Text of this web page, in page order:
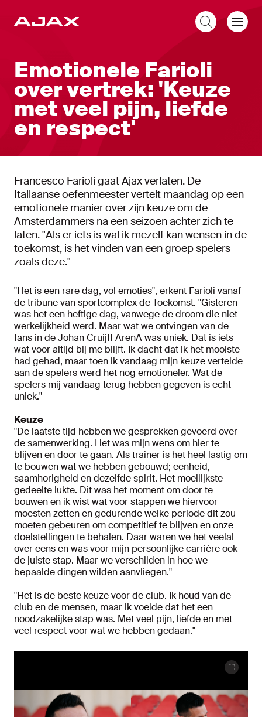
Emotionele Farioli
over vertrek: 'Keuze
met veel pijn, liefde
en respect'
Francesco Farioli gaat Ajax verlaten. De
Italiaanse oefenmeester vertelt maandag op een
emotionele manier over zijn keuze om de
Amsterdammers na een seizoen achter zich te
laten. "Als er iets is wal ik mezelf kan wensen in de
toekomst, is het vinden van een groep spelers
zoals deze."
"Het is een rare dag, vol emoties", erkent Farioli vanaf
de tribune van sportcomplex de Toekomst. "Gisteren
was het een heftige dag, vanwege de droom die niet
werkelijkheid werd. Maar wat we ontvingen van de
fans in de Johan Cruijff ArenA was uniek. Dat is iets
wat voor altijd bij me blijft. Ik dacht dat ik het mooiste
had gehad, maar toen ik vandaag mijn keuze vertelde
aan de spelers werd het nog emotioneler. Wat de
spelers mij vandaag terug hebben gegeven is echt
uniek."
Keuze
"De laatste tijd hebben we gesprekken gevoerd over
de samenwerking. Het was mijn wens om hier te
blijven en door te gaan. Als trainer is het heel lastig om
te bouwen wat we hebben gebouwd; eenheid,
saamhorigheid en dezelfde spirit. Het moeilijkste
gedeelte lukte. Dit was het moment om door te
bouwen en ik wist wat voor stappen we hiervoor
moesten zetten en gedurende welke periode dit zou
moeten gebeuren om competitief te blijven en onze
doelstellingen te behalen. Daar waren we het veelal
over eens en was voor mijn persoonlijke carrière ook
de juiste stap. Maar we verschilden in hoe we
bepaalde dingen wilden aanvliegen."
"Het is de beste keuze voor de club. Ik houd van de
club en de mensen, maar ik voelde dat het een
noodzakelijke stap was. Met veel pijn, liefde en met
veel respect voor wat we hebben gedaan."